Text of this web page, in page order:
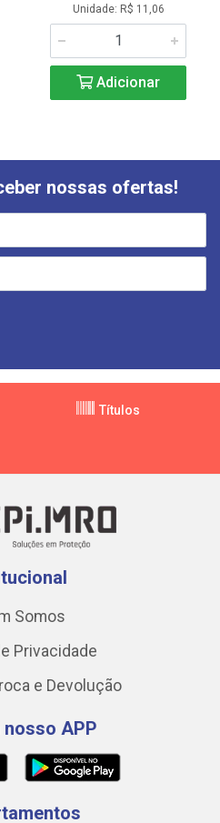
Unidade: R$ 11,06
Adicionar
nossas ofertas!
Títulos
Somos
Privacidade
e Devolução
nosso APP